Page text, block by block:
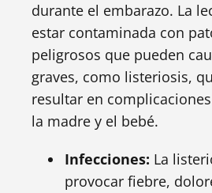
durante el embarazo. La
estar contaminada con
peligrosos que pueden
graves, como listeriosis,
resultar en
la madre y el bebé.
Infecciones: La
provocar fiebre,